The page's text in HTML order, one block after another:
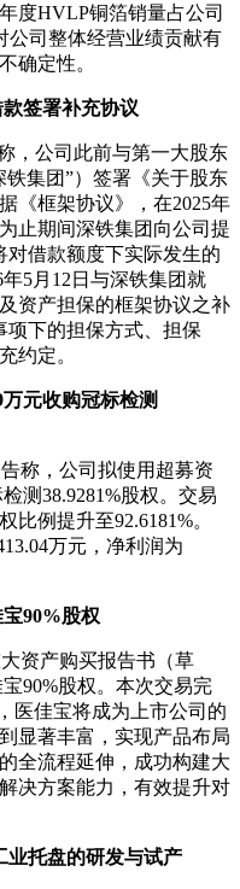
度HVLP铜箔销量占公司
公司整体经营业绩贡献有
确定性。
签署补充协议
，公司此前与第一大股东
集团”）签署《关于股东
《框架协议》，在2025年
止期间深铁集团向公司提
对借款额度下实际发生的
5月12日与深铁集团就
资产担保的框架协议之补
项下的担保方式、担保
约定。
元收购冠标检测
称，公司拟使用超募资
测38.9281%股权。交易
例提升至92.6181%。
万元，净利润为
90%股权
资产购买报告书（草
90%股权。本次交易完
医佳宝将成为上市公司的
显著丰富，实现产品布局
全流程延伸，成功构建大
决方案能力，有效提升对
业托盘的研发与试产